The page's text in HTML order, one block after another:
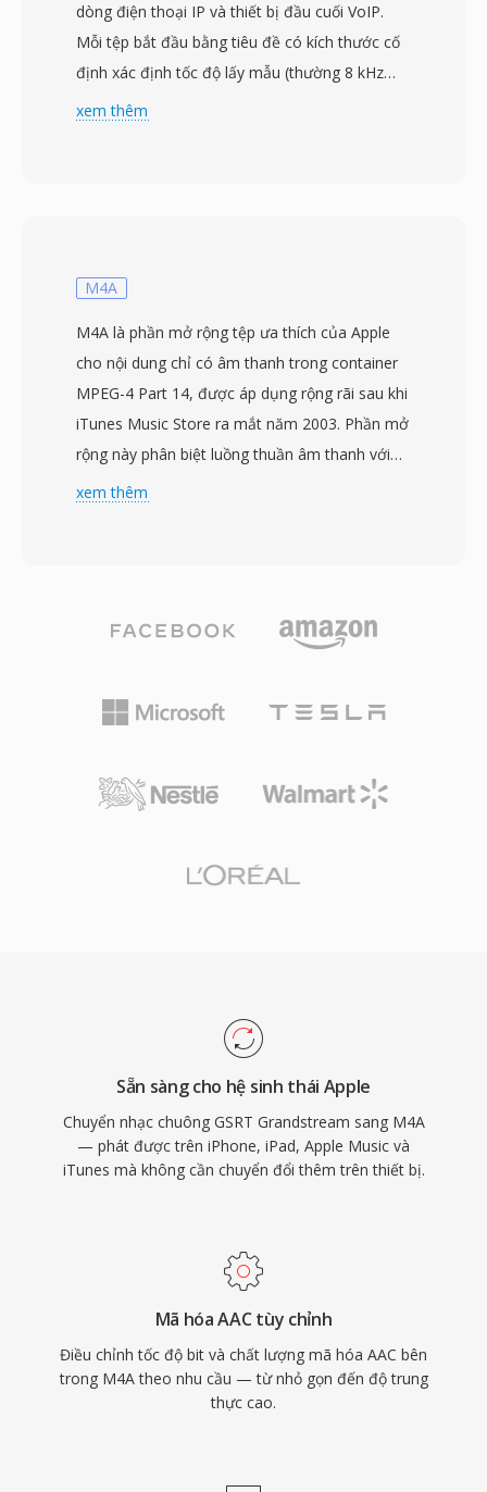
dòng điện thoại IP và thiết bị đầu cuối VoIP.
Mỗi tệp bắt đầu bằng tiêu đề có kích thước cố
định xác định tốc độ lấy mẫu (thường 8 kHz
hoặc 16 kHz), độ sâu bit và độ dài payload,
các giai đoạn biến đổi hay phân tích luồng bit
qua giao diện quản lý web hoặc máy chủ cấu
hình tập trung, cho phép quản trị viên CNTT
đẩy âm thanh thương hiệu đến toàn bộ hệ
một vị trí hẹp trong viễn thông VoIP doanh
nghiệp, bố cục nhị phân đơn giản đồng nghĩa
cậy tuyệt đối trên phần cứng Grandstream, độ
trễ không đáng kể từ đọc tệp đến phát loa, và
cho cài đặt nhạc chuông toàn công ty.
xem thêm
M4A
M4A là phần mở rộng tệp ưa thích của Apple
cho nội dung chỉ có âm thanh trong container
MPEG-4 Part 14, được áp dụng rộng rãi sau khi
iTunes Music Store ra mắt năm 2003. Phần mở
rộng này phân biệt luồng thuần âm thanh với
tệp MP4 có video, báo hiệu cho trình phát rằng
rộng. Các tệp M4A mã hóa AAC mang lại chất
nhờ cải thiện sao chép dải phổ, định hình nhiễu
theo thời gian và mô hình tâm lý âm học tinh
độ sâu bit lên đến 24-bit. Tích hợp hệ sinh thái
nguyên bản — trong khi hỗ trợ bên thứ ba bao
qua cấu trúc atom MP4 (ảnh bìa, chương, lời
bài hát), và tính linh hoạt kép phục vụ cả quy
trình lossy lẫn lossless.
xem thêm
Sẵn sàng cho hệ sinh thái Apple
Chuyển nhạc chuông GSRT Grandstream sang M4A
— phát được trên iPhone, iPad, Apple Music và
iTunes mà không cần chuyển đổi thêm trên thiết bị.
Mã hóa AAC tùy chỉnh
Điều chỉnh tốc độ bit và chất lượng mã hóa AAC bên
trong M4A theo nhu cầu — từ nhỏ gọn đến độ trung
thực cao.